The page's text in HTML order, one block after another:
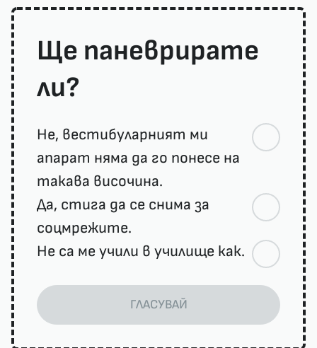
Ще паневрирате
ли?
Не, вестибуларният ми
апарат няма да го понесе на
такава височина.
Да, стига да се снима за
соцмрежите.
Не са ме учили в училище как.
ГЛАСУВАЙ